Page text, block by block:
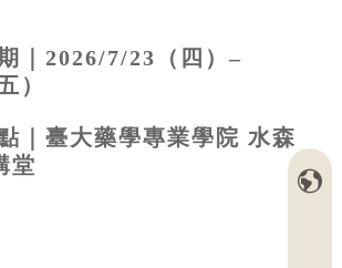
｜2026/7/23（四）–
）
｜臺大藥學專業學院 水森
堂